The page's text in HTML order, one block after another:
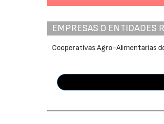
EMPRESAS O ENTIDADES
Cooperativas Agro-Alimentarias